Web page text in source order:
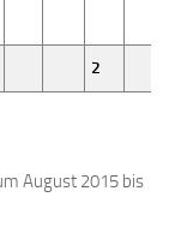
2
August 2015 bis